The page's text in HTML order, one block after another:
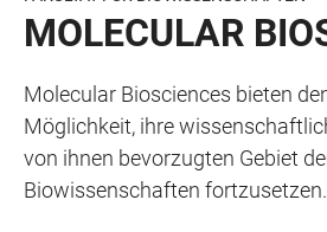
MOLECULAR
Molecular Biosciences bieten
Möglichkeit, ihre
von ihnen bevorzugten Gebiet
Biowissenschaften fortzusetzen.